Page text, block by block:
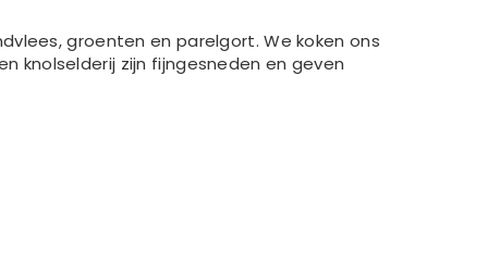
groenten en parelgort. We koken ons
knolselderij zijn fijngesneden en geven